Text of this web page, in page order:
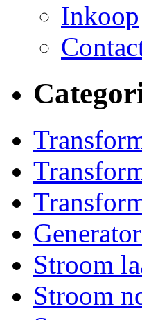
Inkoop
Stroom
Stroom